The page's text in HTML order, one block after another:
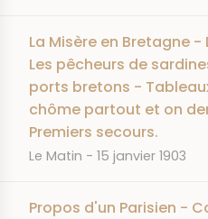
La Misère en Bretagne
Les pêcheurs de
ports bretons -
chôme partout et on
Premiers secours.
JOURNAL
Le Matin DATE
15 janvier 1903
Propos d'un Parisien -